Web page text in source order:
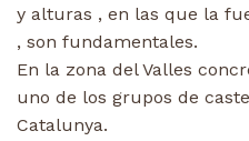
y alturas , en las que la
, son fundamentales.
En la zona del Valles
uno de los grupos de
Catalunya.